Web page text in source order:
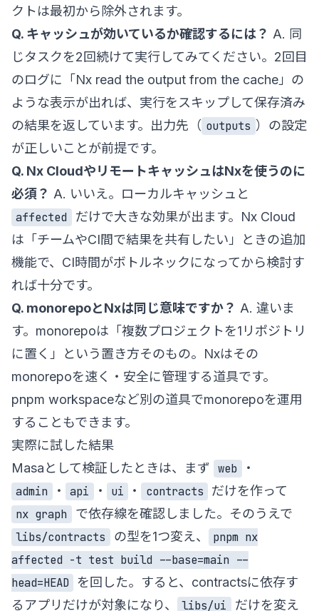
クトは最初から除外されます。
Q. キャッシュが効いているか確認するには？ A. 同
じタスクを2回続けて実行してみてください。2回目
のログに「Nx read the output from the cache」の
ような表示が出れば、実行をスキップして保存済み
の結果を返しています。出力先（ outputs ）の設定
が正しいことが前提です。
Q. Nx CloudやリモートキャッシュはNxを使うのに
必須？ A. いいえ。ローカルキャッシュと
affected
だけで大きな効果が出ます。Nx Cloud
は「チームやCI間で結果を共有したい」ときの追加
機能で、CI時間がボトルネックになってから検討す
れば十分です。
Q. monorepoとNxは同じ意味ですか？ A. 違いま
す。monorepoは「複数プロジェクトを1リポジトリ
に置く」という置き方そのもの。Nxはその
monorepoを速く・安全に管理する道具です。
pnpm workspaceなど別の道具でmonorepoを運用
することもできます。
実際に試した結果
Masaとして検証したときは、まず web
・
admin
・ api ・ ui ・ contracts
だけを作って
nx graph
で依存線を確認しました。そのうえで
libs/contracts
の型を1つ変え、
pnpm nx
affected -t test build --base=main --
head=HEAD
を回した。すると、contractsに依存す
るアプリだけが対象になり、
libs/ui だけを変え